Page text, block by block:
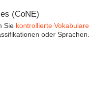
(CoNE)
Sie kontrollierte Vokabulare
oder Sprachen.